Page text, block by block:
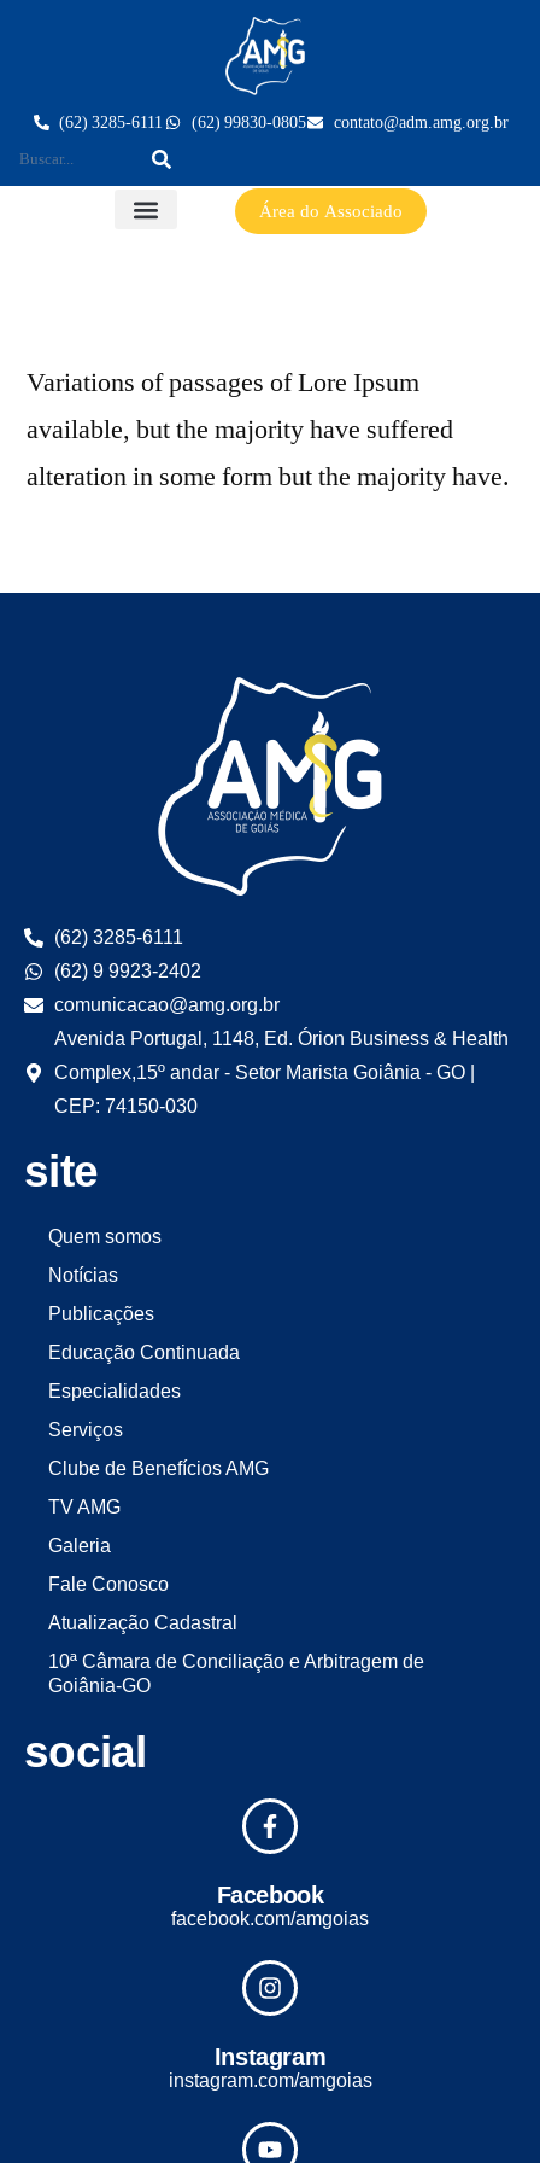
(62) 3285-6111 (62) 99830-0805 contato@adm.amg.org.br
Área do Associado
Variations of passages of Lore Ipsum
available, but the majority have suffered
alteration in some form but the majority have.
(62) 3285-6111
(62) 9 9923-2402
comunicacao@amg.org.br
Avenida Portugal, 1148, Ed. Órion Business & Health
Complex,15º andar - Setor Marista Goiânia - GO |
CEP: 74150-030
site
Quem somos
Notícias
Publicações
Educação Continuada
Especialidades
Serviços
Clube de Benefícios AMG
TV AMG
Galeria
Fale Conosco
Atualização Cadastral
10ª Câmara de Conciliação e Arbitragem de
Goiânia-GO
social
Facebook
facebook.com/amgoias
Instagram
instagram.com/amgoias